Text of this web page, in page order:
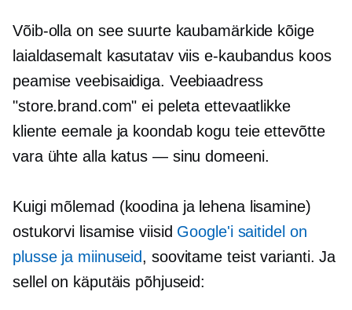
Võib-olla on see suurte kaubamärkide kõige
laialdasemalt kasutatav viise-kaubandus koos
peamise veebisaidiga. Veebiaadress
"store.brand.com" ei peleta ettevaatlikke
kliente eemale ja koondab kogu teie ettevõtte
vara ühte alla katus — sinu domeeni.
Kuigi mõlemad (koodina ja lehena lisamine)
ostukorvi lisamise viisid Google'i saitidel on
plusse ja miinuseid, soovitame teist varianti. Ja
sellel on käputäis põhjuseid: